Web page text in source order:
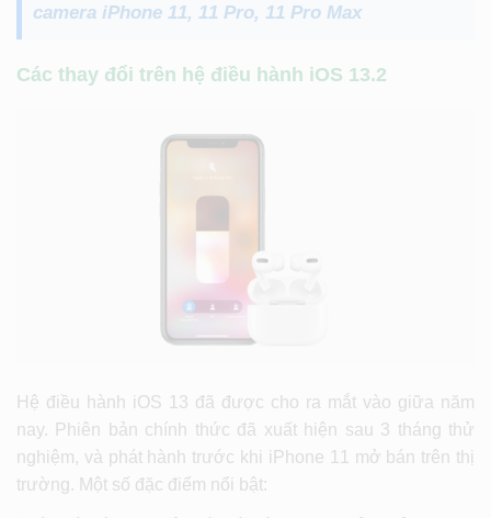
camera iPhone 11, 11 Pro, 11 Pro Max
Các thay đổi trên hệ điều hành iOS 13.2
Hệ điều hành iOS 13 đã được cho ra mắt vào giữa năm
nay. Phiên bản chính thức đã xuất hiện sau 3 tháng thử
nghiệm, và phát hành trước khi iPhone 11 mở bán trên thị
trường. Một số đặc điểm nổi bật: